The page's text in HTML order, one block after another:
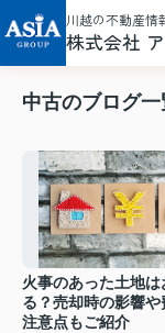
川越の不動産情
株式会社
中古のブログ一
火事のあった土地は
る？売却時の影響や
注意点もご紹介